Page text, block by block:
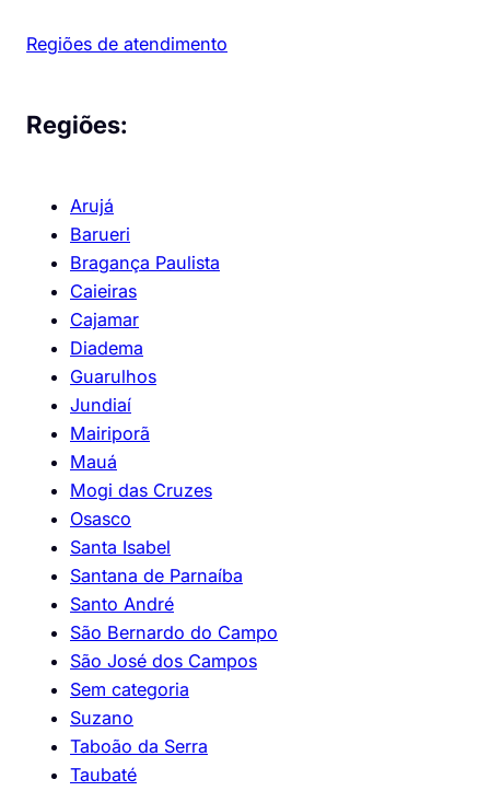
Regiões de atendimento
Regiões:
Arujá
Barueri
Bragança Paulista
Caieiras
Cajamar
Diadema
Guarulhos
Jundiaí
Mairiporã
Mauá
Mogi das Cruzes
Osasco
Santa Isabel
Santana de Parnaíba
Santo André
São Bernardo do Campo
São José dos Campos
Sem categoria
Suzano
Taboão da Serra
Taubaté